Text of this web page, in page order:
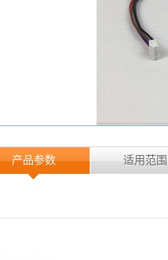
产品参数 适用范围